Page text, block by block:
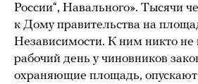
России“, Навального». Тысячи
к Дому правительства на
Независимости. К ним никто не
рабочий день у чиновников
охраняющие площадь,